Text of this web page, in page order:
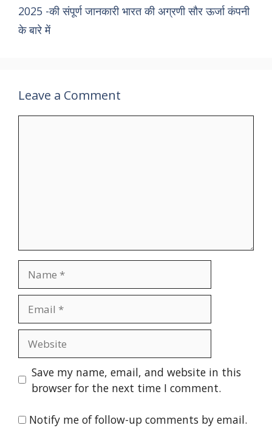
2025 -की संपूर्ण जानकारी भारत की अग्रणी सौर ऊर्जा कंपनी
के बारे में
Leave a Comment
Name
Email
Website
Save my name, email, and website in this
browser for the next time I comment.
Notify me of follow-up comments by email.